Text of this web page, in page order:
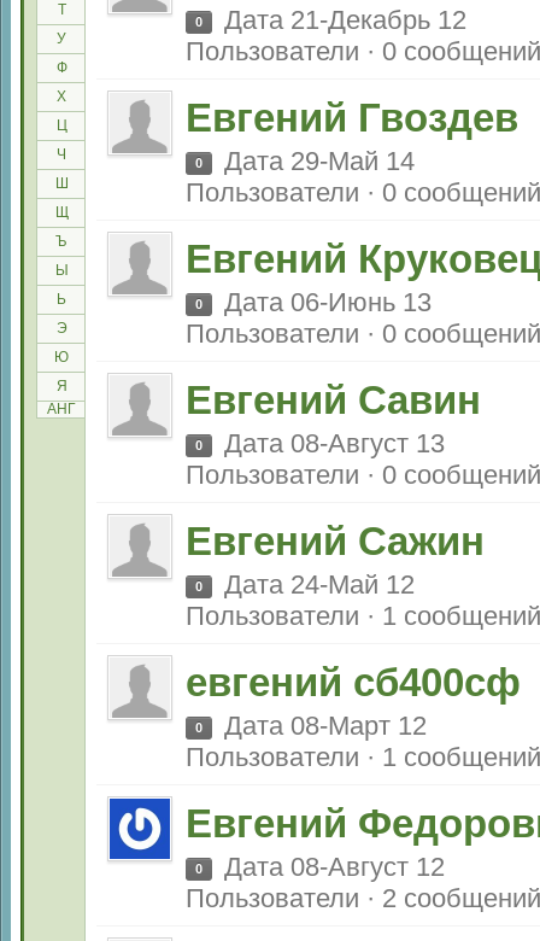
Т
У
Ф
Х
Ц
Ч
Ш
Щ
Ъ
Ы
Ь
Э
Ю
Я
АНГ
0
Дата 21-Декабрь 12
Пользователи · 0 сообщений
Евгений Гвоздев
0
Дата 29-Май 14
Пользователи · 0 сообщений
Евгений
0
Дата 06-Июнь 13
Пользователи · 0 сообщений
Евгений Савин
0
Дата 08-Август 13
Пользователи · 0 сообщений
Евгений Сажин
0
Дата 24-Май 12
Пользователи · 1 сообщений
евгений сб400сф
0
Дата 08-Март 12
Пользователи · 1 сообщений
Евгений
0
Дата 08-Август 12
Пользователи · 2 сообщений